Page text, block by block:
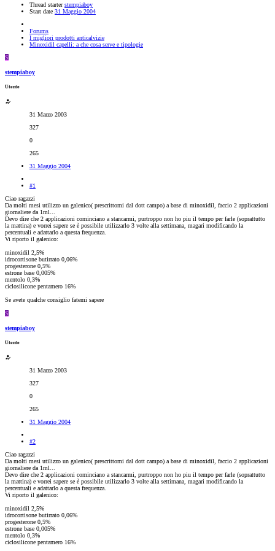
Thread starter stempiaboy
Start date 31 Maggio 2004
Forums
I migliori prodotti anticalvizie
Minoxidil capelli: a che cosa serve e tipologie
S
stempiaboy
Utente
31 Marzo 2003
327
0
265
31 Maggio 2004
#1
Ciao ragazzi
Da molti mesi utilizzo un galenico( prescrittomi dal dott campo) a base di minoxidil, faccio 2 applicazioni
giornaliere da 1ml...
Devo dire che 2 applicazioni cominciano a stancarmi, purtroppo non ho piu il tempo per farle (soprattutto
la mattina) e vorrei sapere se è possibile utilizzarlo 3 volte alla settimana, magari modificando la
percentuali e adattarlo a questa frequenza.
Vi riporto il galenico:
minoxidil 2,5%
idrocortisone butirrato 0,06%
progesterone 0,5%
estrone base 0,005%
mentolo 0,3%
ciclosilicone pentamero 16%
Se avete qualche consiglio fatemi sapere
S
stempiaboy
Utente
31 Marzo 2003
327
0
265
31 Maggio 2004
#2
Ciao ragazzi
Da molti mesi utilizzo un galenico( prescrittomi dal dott campo) a base di minoxidil, faccio 2 applicazioni
giornaliere da 1ml...
Devo dire che 2 applicazioni cominciano a stancarmi, purtroppo non ho piu il tempo per farle (soprattutto
la mattina) e vorrei sapere se è possibile utilizzarlo 3 volte alla settimana, magari modificando la
percentuali e adattarlo a questa frequenza.
Vi riporto il galenico:
minoxidil 2,5%
idrocortisone butirrato 0,06%
progesterone 0,5%
estrone base 0,005%
mentolo 0,3%
ciclosilicone pentamero 16%